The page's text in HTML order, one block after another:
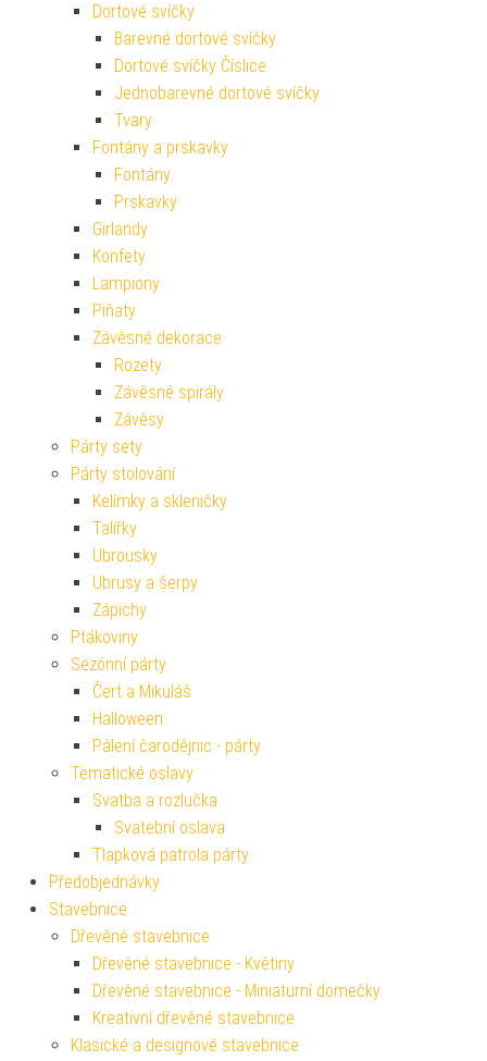
Dortové svíčky
Barevné dortové svíčky
Dortové svíčky Číslice
Jednobarevné dortové svíčky
Tvary
Fontány a prskavky
Fontány
Prskavky
Girlandy
Konfety
Lampiony
Piňaty
Závěsné dekorace
Rozety
Závěsné spirály
Závěsy
Párty sety
Párty stolování
Kelímky a skleničky
Talířky
Ubrousky
Ubrusy a šerpy
Zápichy
Ptákoviny
Sezónní párty
Čert a Mikuláš
Halloween
Pálení čarodějnic - párty
Tematické oslavy
Svatba a rozlučka
Svatební oslava
Tlapková patrola párty
Předobjednávky
Stavebnice
Dřevěné stavebnice
Dřevěné stavebnice - Květiny
Dřevěné stavebnice - Miniaturní domečky
Kreativní dřevěné stavebnice
Klasické a designové stavebnice